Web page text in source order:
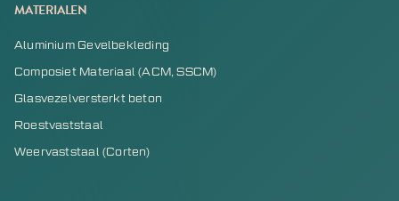
MATERIALEN
Aluminium Gevelbekleding
Composiet Materiaal (ACM, SSCM)
Glasvezelversterkt beton
Roestvaststaal
Weervaststaal (Corten)